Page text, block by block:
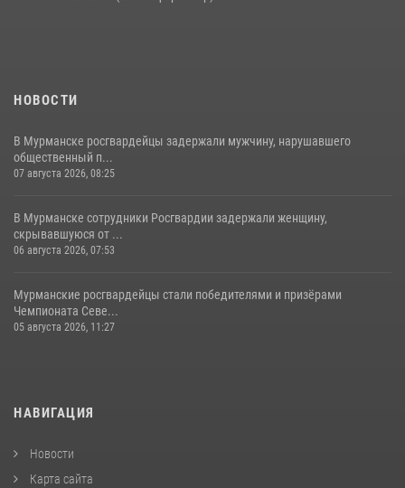
НОВОСТИ
В Мурманске росгвардейцы задержали мужчину, нарушавшего
общественный п...
07 августа 2026, 08:25
В Мурманске сотрудники Росгвардии задержали женщину,
скрывавшуюся от ...
06 августа 2026, 07:53
Мурманские росгвардейцы стали победителями и призёрами
Чемпионата Севе...
05 августа 2026, 11:27
НАВИГАЦИЯ
Новости
Карта сайта